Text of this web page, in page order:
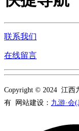
联系我们
在线留言
Copyright © 2024 江西
有 网站建设： 九游·会